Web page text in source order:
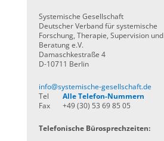
Systemische Gesellschaft
Deutscher Verband für systemische
Forschung, Therapie, Supervision und
Beratung e.V.
Damaschkestraße 4
D-10711 Berlin
info@systemische-gesellschaft.de
Tel
Alle Telefon-Nummern
Fax
+49 (30) 53 69 85 05
Telefonische Bürosprechzeiten: